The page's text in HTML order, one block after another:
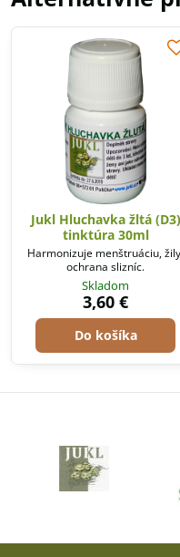
Jukl Hluchavka žltá (D3)
tinktúra 30ml
Harmonizuje menštruáciu,
ochrana slizníc.
Skladom
3,60 €
Do košíka